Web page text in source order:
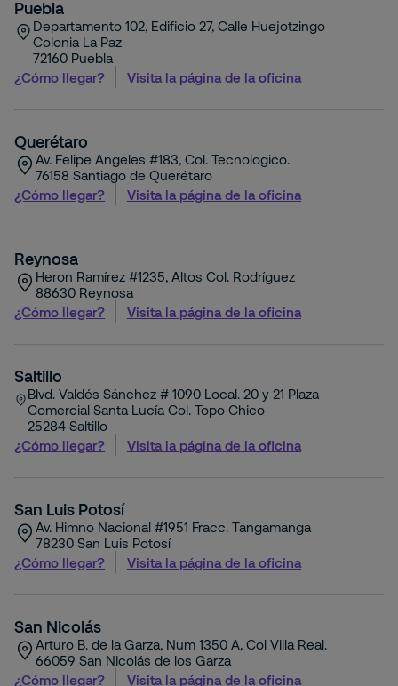
Puebla
Departamento 102, Edificio 27, Calle Huejotzingo
Colonia La Paz
72160 Puebla
¿Cómo llegar?
Visita la página de la oficina
Querétaro
Av. Felipe Angeles #183, Col. Tecnologico.
76158 Santiago de Querétaro
¿Cómo llegar?
Visita la página de la oficina
Reynosa
Heron Ramírez #1235, Altos Col. Rodríguez
88630 Reynosa
¿Cómo llegar?
Visita la página de la oficina
Saltillo
Blvd. Valdés Sánchez # 1090 Local. 20 y 21 Plaza
Comercial Santa Lucía Col. Topo Chico
25284 Saltillo
¿Cómo llegar?
Visita la página de la oficina
San Luis Potosí
Av. Himno Nacional #1951 Fracc. Tangamanga
78230 San Luis Potosí
¿Cómo llegar?
Visita la página de la oficina
San Nicolás
Arturo B. de la Garza, Num 1350 A, Col Villa Real.
66059 San Nicolás de los Garza
¿Cómo llegar?
Visita la página de la oficina